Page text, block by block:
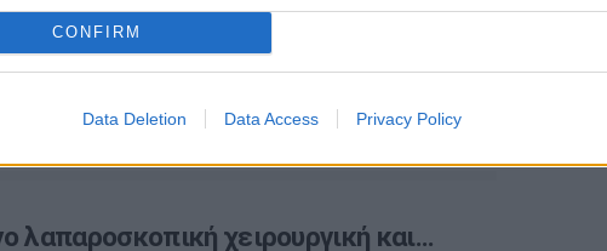
CONFIRM
Data Deletion Data Access Privacy Policy
της βουβωνικής χώρας αποτελούν το 2 έως 5%
λαπαροσκοπική χειρουργική και...